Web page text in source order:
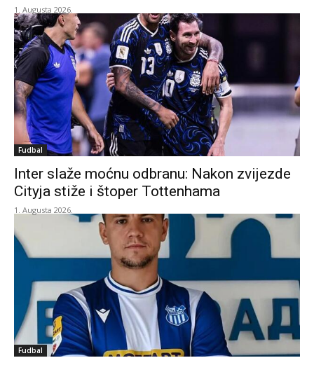
1. Augusta 2026.
Fudbal
Inter slaže moćnu odbranu: Nakon zvijezde
Cityja stiže i štoper Tottenhama
1. Augusta 2026.
Fudbal